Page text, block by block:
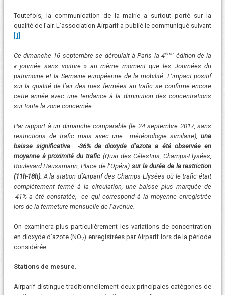
Toutefois, la communication de la mairie a surtout porté sur la
qualité de l’air. L’association Airparif a publié le communiqué suivant
[1]
Ce dimanche 16 septembre se déroulait à Paris la 4ème édition de la
« journée sans voiture » au même moment que les Journées du
patrimoine et la Semaine européenne de la mobilité. L’impact positif
sur la qualité de l’air des rues fermées au trafic se confirme encore
cette année avec une tendance à la diminution des concentrations
sur toute la zone concernée.
Par rapport à un dimanche comparable (le 24 septembre 2017, sans
restrictions de trafic mais avec une météorologie similaire),une
baisse significative -36% de dioxyde d’azote a été observée en
moyenne à proximité du trafic (Quai des Célestins, Champs-Elysées,
Boulevard Haussmann, Place de l’Opéra) sur la durée de la restriction
(11h-18h).A la station d’Airparif des Champs Elysées où le trafic était
complètement fermé à la circulation, une baisse plus marquée de
-41% a été constatée, ce qui correspond à la moyenne enregistrée
lors de la fermeture mensuelle de l’avenue.
On examinera plus particulièrement les variations de concentration
en dioxyde d’azote (NO2) enregistrées par Airparif lors de la période
considérée.
Stations de mesure.
Airparif distingue traditionnellement deux principales catégories de